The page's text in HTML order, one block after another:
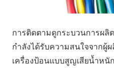
การติดตามดูกระบวนการผลิ
กำลังได้รับความสนใจจากผู้
เครื่องป้อนแบบสูญเสียน้ำหนั